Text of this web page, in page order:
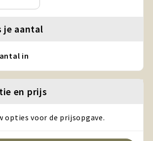
je aantal
in
en prijs
opties voor de prijsopgave.